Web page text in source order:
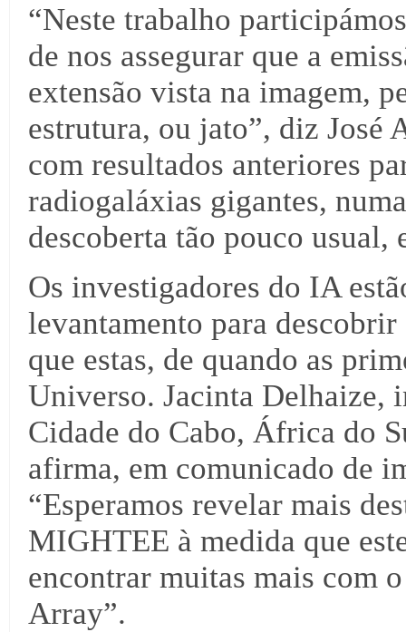
“Neste trabalho
de nos assegurar que a
extensão vista na imagem,
estrutura, ou jato”, diz José
com resultados anteriores
radiogaláxias gigantes,
descoberta tão pouco usual,
Os investigadores do IA
levantamento para
que estas, de quando as
Universo. Jacinta Delhaize,
Cidade do Cabo, África do
afirma, em comunicado de
“Esperamos revelar mais
MIGHTEE à medida que
encontrar muitas mais com
Array”.